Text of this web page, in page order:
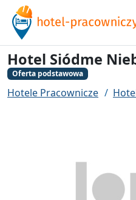
Hotel Siódme
Oferta podstawowa
Hotele Pracownicze